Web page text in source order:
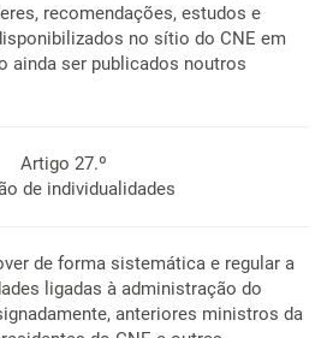
recomendações, estudos e
no sítio do CNE em
ainda ser publicados noutros
Artigo 27.º
de individualidades
de forma sistemática e regular a
ligadas à administração do
anteriores ministros da